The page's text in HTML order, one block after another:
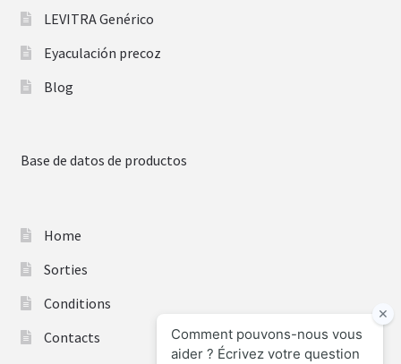
LEVITRA Genérico
Eyaculación precoz
Blog
Base de datos de productos
Home
Sorties
Conditions
Contacts